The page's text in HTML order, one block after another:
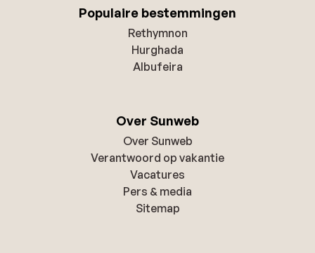
Populaire bestemmingen
Rethymnon
Hurghada
Albufeira
Over Sunweb
Over Sunweb
Verantwoord op vakantie
Vacatures
Pers & media
Sitemap